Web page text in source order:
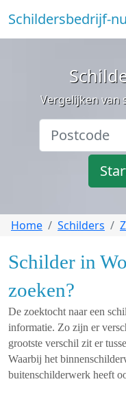
Schildersbedrijf-
Vergelijken van
Home Schilders
Schilder in
zoeken?
De zoektocht naar een
informatie. Zo zijn er
grootste verschil zit er
Waarbij het
buitenschilderwerk heeft